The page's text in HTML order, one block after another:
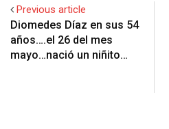
Previous article
Diomedes Díaz en sus 54
años….el 26 del mes
mayo…nació un niñito…